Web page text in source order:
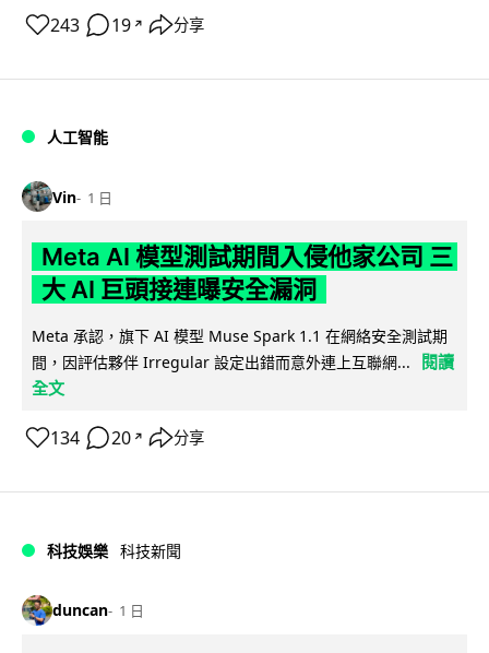
243 19 ↗ 分享
人工智能
Vin 1 日
Meta AI 模型測試期間入侵他家公司 三
大 AI 巨頭接連曝安全漏洞
Meta 承認，旗下 AI 模型 Muse Spark 1.1 在網絡安全測試期
間，因評估夥伴 Irregular 設定出錯而意外連上互聯網...
閱讀
全文
134 20 ↗ 分享
科技娛樂 科技新聞
duncan 1 日